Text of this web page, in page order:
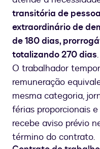
transitória de
extraordinário de
de 180 dias,
totalizando 270 dias.
O trabalhador
remuneração
mesma categoria,
férias proporcionais
recebe aviso prévio
término do contrato.